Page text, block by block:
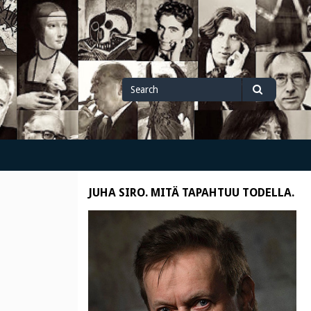
Search
for
Search
JUHA SIRO. MITÄ TAPAHTUU TODELLA.